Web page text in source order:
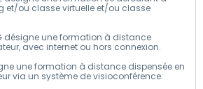
et/ou classe virtuelle et/ou classe
désigne une formation à distance
avec internet ou hors connexion.
une formation à distance dispensée en
via un système de visioconférence.